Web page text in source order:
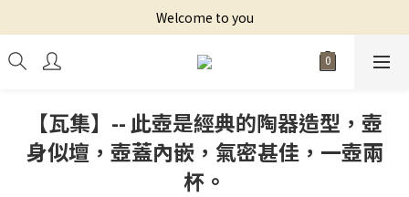
Welcome to you
【瓦集】-- 此壺是經典的陶器造型，壺
身似壇，壺蓋內嵌，氣密甚佳，一壺兩
杯。